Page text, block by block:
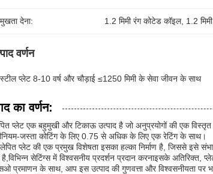
देना: 1.2 मिमी रंग कोटेड कॉइल, 1.2
वर्णन
स्टील प्लेट 8-10 वर्ष और चौड़ाई ≤1250 मिमी के सेवा जीवन के साथ
का वर्णन:
प्लेट एक बहुमुखी और टिकाऊ उत्पाद है जो अनुप्रयोगों की एक
जस्ता कोटिंग के लिए 0.75 से अधिक के लिए एक रेटिंग के साथ।
लेपित प्लेट की एक प्रमुख विशेषता इसका हल्का निर्माण है, जिससे इसे
सेटिंग्स में विश्वसनीय प्रदर्शन प्रदान करनाइसके अतिरिक्त,
प्रमाणन के साथ, आप इस उत्पाद की गुणवत्ता और विश्वसनीयता पर